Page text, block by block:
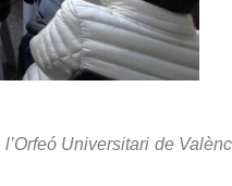
Universitari de